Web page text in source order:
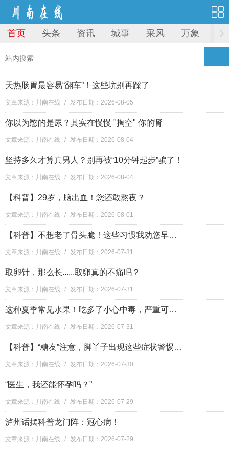
首页 头条 资讯 城事 采风 万象 图
天热肠胃最容易“翻车”！这些坑别再踩了
文章来源：川南在线 / 发布日期：2026-08-05
你以为憋的是尿？其实在慢慢 "掏空" 你的肾
文章来源：川南在线 / 发布日期：2026-08-04
坚持多久才算真男人？别再被“10分钟起步”骗了！
文章来源：川南在线 / 发布日期：2026-08-04
【科普】29岁，脑出血！您还敢熬夜？
文章来源：川南在线 / 发布日期：2026-08-01
【科普】不想老了骨头脆！这些习惯我劝您早点改掉！
文章来源：川南在线 / 发布日期：2026-07-31
取卵针，那么长......取卵真的不痛吗？
文章来源：川南在线 / 发布日期：2026-07-31
这种夏季常见水果！吃多了小心中毒，严重可致死？
文章来源：川南在线 / 发布日期：2026-07-31
【科普】“糖友”注意，脚丫子出现这些症状警惕糖尿病足！
文章来源：川南在线 / 发布日期：2026-07-30
“医生，我还能怀孕吗？”
文章来源：川南在线 / 发布日期：2026-07-29
泸州话摆科普龙门阵：冠心病！
文章来源：川南在线 / 发布日期：2026-07-29